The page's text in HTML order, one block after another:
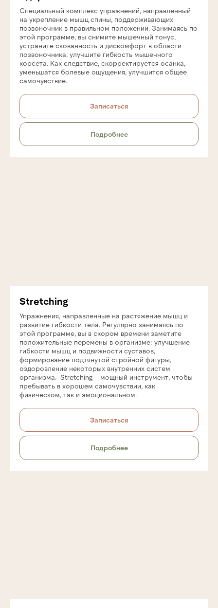
Специальный комплекс упражнений, направленный
на укрепление мышц спины, поддерживающих
позвоночник в правильном положении. Занимаясь по
этой программе, вы снимите мышечный тонус,
устраните скованность и дискомфорт в области
позвоночника, улучшите гибкость мышечного
корсета. Как следствие, скорректируется осанка,
уменьшатся болевые ощущения, улучшится общее
самочувствие.
Записаться
Подробнее
Stretching
Упражнения, направленные на растяжение мышц и
развитие гибкости тела. Регулярно занимаясь по
этой программе, вы в скором времени заметите
положительные перемены в организме: улучшение
гибкости мышц и подвижности суставов,
формирование подтянутой стройной фигуры,
оздоровление некоторых внутренних систем
организма. Stretching – мощный инструмент, чтобы
пребывать в хорошем самочувствии, как
физическом, так и эмоциональном.
Записаться
Подробнее
studiya.estetica@mail.ru
Политика конфиденциальности
Договор-оферта